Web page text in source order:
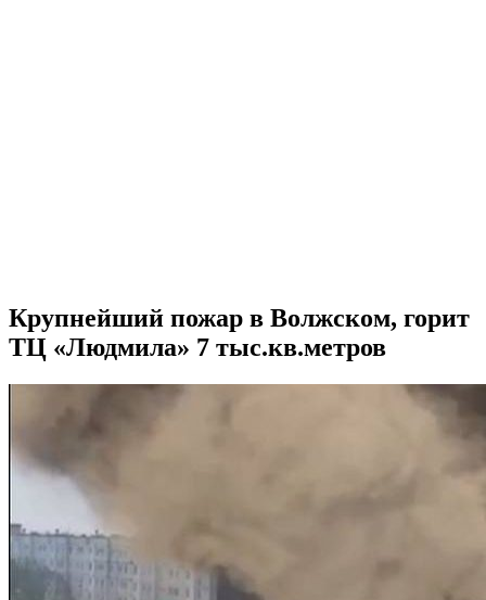
Крупнейший пожар в Волжском, горит
ТЦ «Людмила» 7 тыс.кв.метров